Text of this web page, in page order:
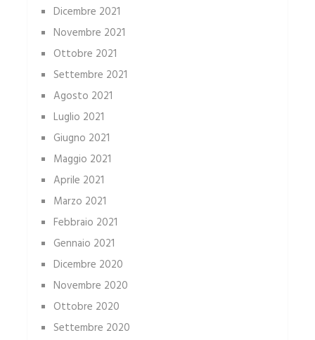
Dicembre 2021
Novembre 2021
Ottobre 2021
Settembre 2021
Agosto 2021
Luglio 2021
Giugno 2021
Maggio 2021
Aprile 2021
Marzo 2021
Febbraio 2021
Gennaio 2021
Dicembre 2020
Novembre 2020
Ottobre 2020
Settembre 2020